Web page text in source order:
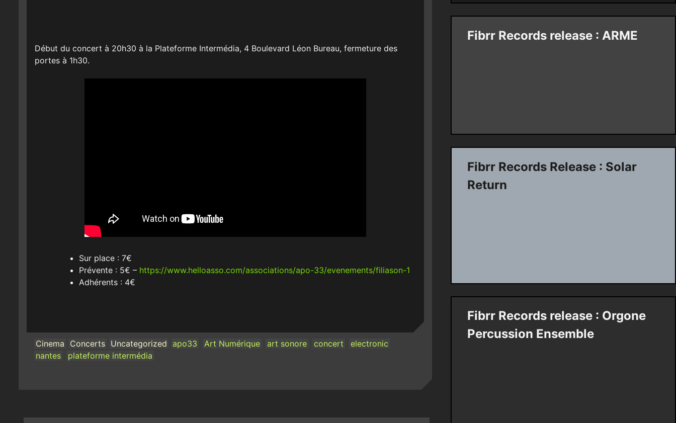
Début du concert à 20h30 à la Plateforme Intermédia, 4 Boulevard Léon Bureau, fermeture des
portes à 1h30.
Sur place : 7€
Prévente : 5€ – https://www.helloasso.com/associations/apo-33/evenements/filiason-1
Adhérents : 4€
Cinema Concerts Uncategorized apo33 Art Numérique art sonore concert
electronic
nantes
plateforme intermédia
navigation
Fibrr Records release : ARME
Fibrr Records Release : Solar
Return
Fibrr Records release : Orgone
Percussion Ensemble